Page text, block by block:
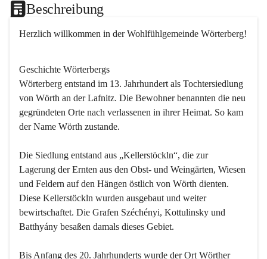
Beschreibung
Herzlich willkommen in der Wohlfühlgemeinde Wörterberg!
Geschichte Wörterbergs
Wörterberg entstand im 13. Jahrhundert als Tochtersiedlung
von Wörth an der Lafnitz. Die Bewohner benannten die neu
gegründeten Orte nach verlassenen in ihrer Heimat. So kam
der Name Wörth zustande.
Die Siedlung entstand aus „Kellerstöckln“, die zur
Lagerung der Ernten aus den Obst- und Weingärten, Wiesen
und Feldern auf den Hängen östlich von Wörth dienten.
Diese Kellerstöckln wurden ausgebaut und weiter
bewirtschaftet. Die Grafen Széchényi, Kottulinsky und
Batthyány besaßen damals dieses Gebiet.
Bis Anfang des 20. Jahrhunderts wurde der Ort Wörther